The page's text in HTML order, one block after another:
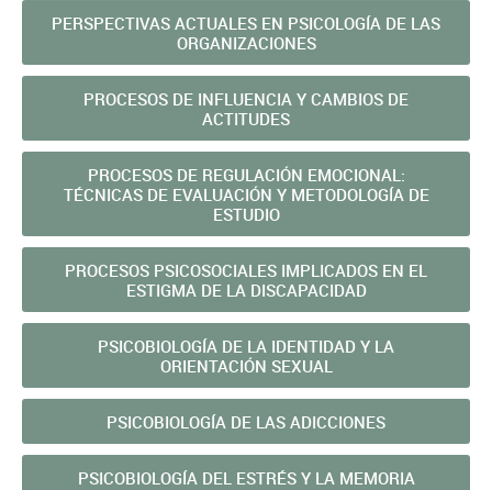
PERSPECTIVAS ACTUALES EN PSICOLOGÍA DE LAS
ORGANIZACIONES
PROCESOS DE INFLUENCIA Y CAMBIOS DE
ACTITUDES
PROCESOS DE REGULACIÓN EMOCIONAL:
TÉCNICAS DE EVALUACIÓN Y METODOLOGÍA DE
ESTUDIO
PROCESOS PSICOSOCIALES IMPLICADOS EN EL
ESTIGMA DE LA DISCAPACIDAD
PSICOBIOLOGÍA DE LA IDENTIDAD Y LA
ORIENTACIÓN SEXUAL
PSICOBIOLOGÍA DE LAS ADICCIONES
PSICOBIOLOGÍA DEL ESTRÉS Y LA MEMORIA